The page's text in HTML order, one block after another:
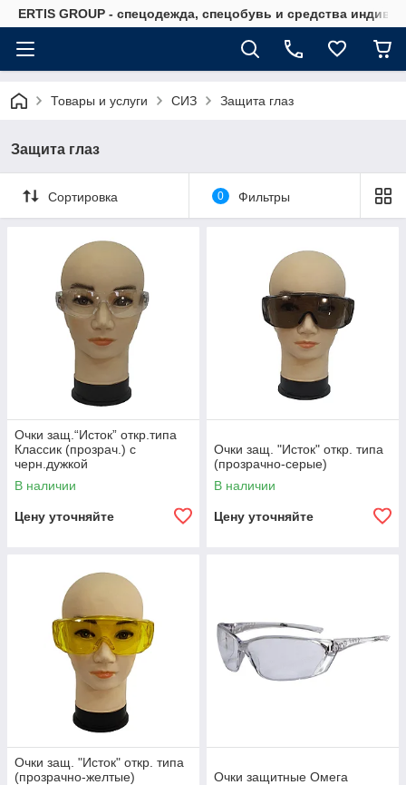
ERTIS GROUP - спецодежда, спецобувь и средства
Товары и услуги СИЗ Защита глаз
Защита глаз
Сортировка 0 Фильтры
Очки защ.“Исток” откр.типа
Классик (прозрач.) с
черн.дужкой
В наличии
Цену уточняйте
Очки защ. "Исток" откр. типа
(прозрачно-серые)
В наличии
Цену уточняйте
Очки защ. "Исток" откр. типа
(прозрачно-желтые)
Очки защитные Омега